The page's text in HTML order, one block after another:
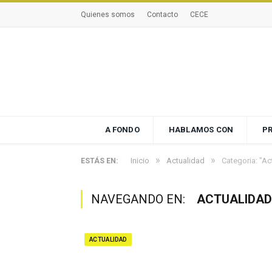
Quienes somos Contacto CECE
A FONDO HABLAMOS CON
ESTÁS EN: Inicio » Actualidad » Categoria:
NAVEGANDO EN:
ACTUALIDAD